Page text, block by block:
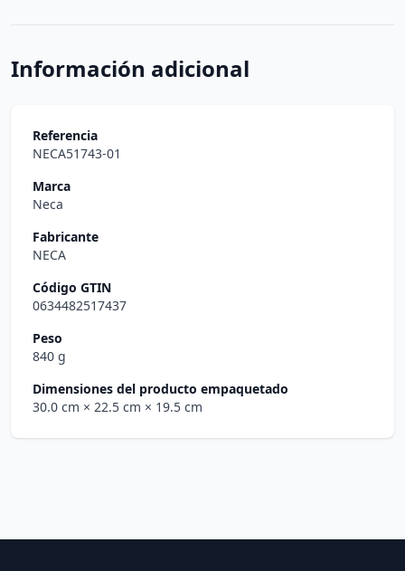
Información adicional
Referencia
NECA51743-01
Marca
Neca
Fabricante
NECA
Código GTIN
0634482517437
Peso
840 g
Dimensiones del producto empaquetado
30.0 cm × 22.5 cm × 19.5 cm